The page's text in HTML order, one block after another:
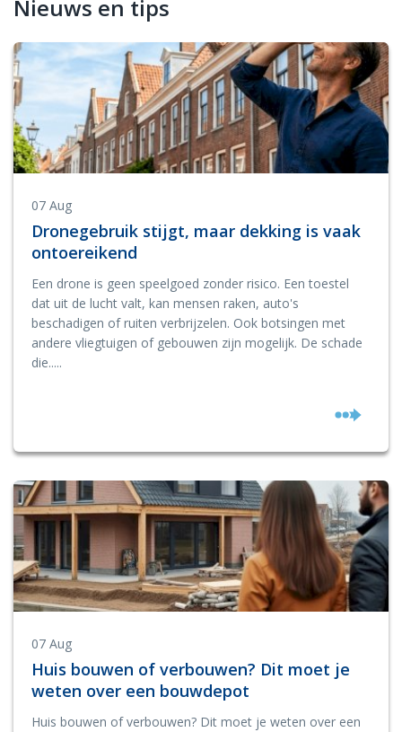
Nieuws en tips
07 Aug
Dronegebruik stijgt, maar dekking is vaak
ontoereikend
Een drone is geen speelgoed zonder risico. Een toestel
dat uit de lucht valt, kan mensen raken, auto's
beschadigen of ruiten verbrijzelen. Ook botsingen met
andere vliegtuigen of gebouwen zijn mogelijk. De schade
die.....
07 Aug
Huis bouwen of verbouwen? Dit moet je
weten over een bouwdepot
Huis bouwen of verbouwen? Dit moet je weten over een